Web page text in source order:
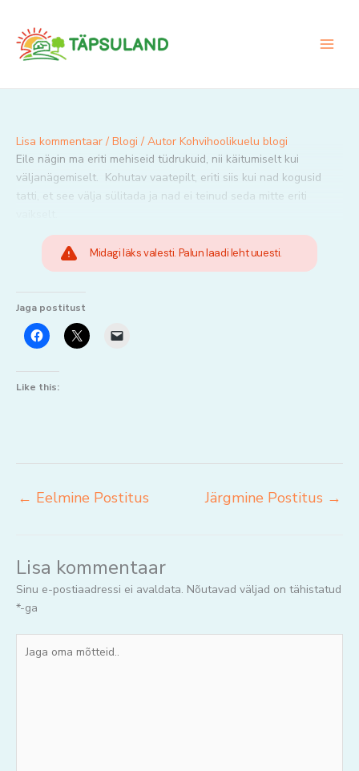
content
Lisa kommentaar / Blogi / Autor Kohvihoolikuelu blogi
Eile nägin ma eriti mehiseid tüdrukuid, nii käitumiselt kui
väljanägemiselt. Kohutav vaatepilt, eriti siis kui nad kogusid
tatti, et see välja sülitada ja nad ei teinud seda mitte eriti
Midagi läks valesti. Palun laadi leht uuesti.
Jaga postitust
Like this:
← Eelmine Postitus Järgmine Postitus →
Lisa kommentaar
Sinu e-postiaadressi ei avaldata. Nõutavad väljad on tähistatud
*-ga
oma